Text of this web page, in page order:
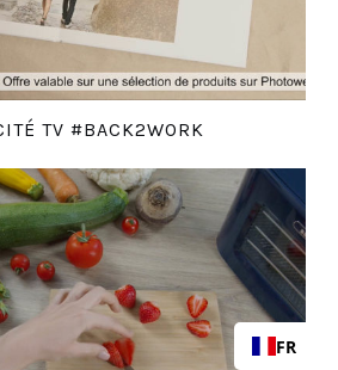
TV #BACK2WORK
FR